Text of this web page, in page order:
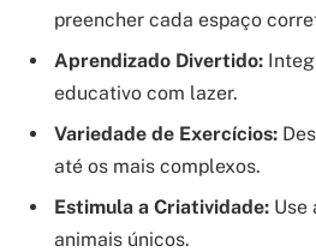
preencher cada espaço
Aprendizado Divertido:
educativo com lazer.
Variedade de Exercícios:
até os mais complexos.
Estimula a Criatividade: Use
animais únicos.